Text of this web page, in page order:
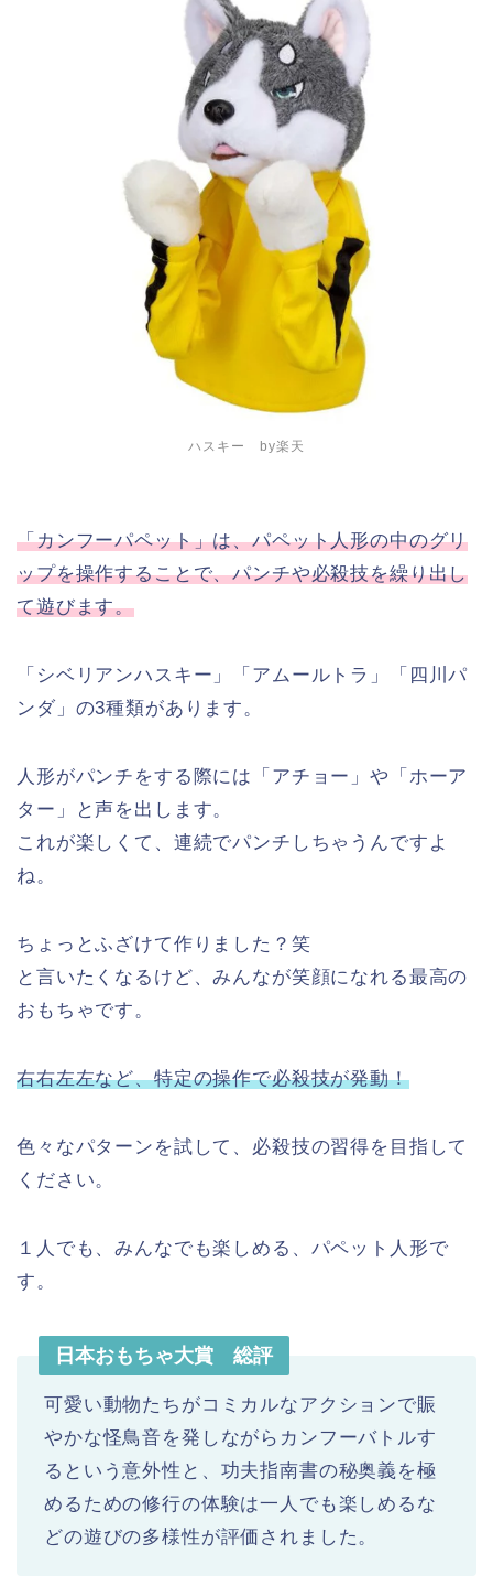
ハスキー by楽天
「カンフーパペット」は、パペット人形の中のグリ
ップを操作することで、パンチや必殺技を繰り出し
て遊びます。
「シベリアンハスキー」「アムールトラ」「四川パ
ンダ」の3種類があります。
人形がパンチをする際には「アチョー」や「ホーア
ター」と声を出します。
これが楽しくて、連続でパンチしちゃうんですよ
ね。
ちょっとふざけて作りました？笑
と言いたくなるけど、みんなが笑顔になれる最高の
おもちゃです。
右右左左など、特定の操作で必殺技が発動！
色々なパターンを試して、必殺技の習得を目指して
ください。
１人でも、みんなでも楽しめる、パペット人形で
す。
日本おもちゃ大賞 総評
可愛い動物たちがコミカルなアクションで賑
やかな怪鳥音を発しながらカンフーバトルす
るという意外性と、功夫指南書の秘奥義を極
めるための修行の体験は一人でも楽しめるな
どの遊びの多様性が評価されました。